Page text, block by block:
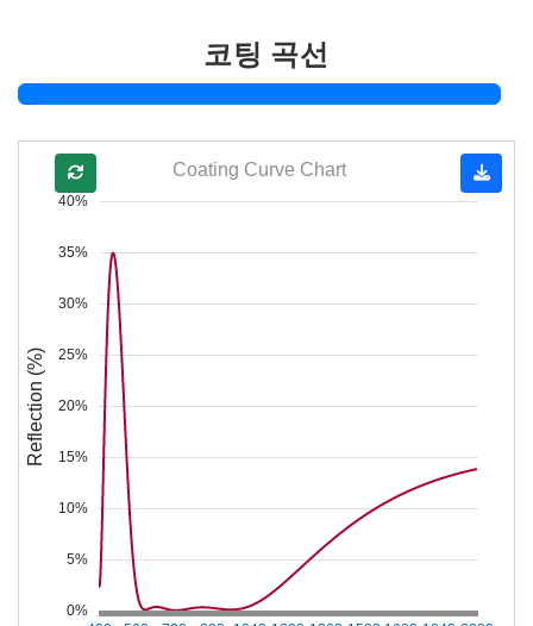
코팅 곡선
0%
5%
10%
15%
20%
25%
30%
35%
40%
Reflection (%)
Coating Curve Chart